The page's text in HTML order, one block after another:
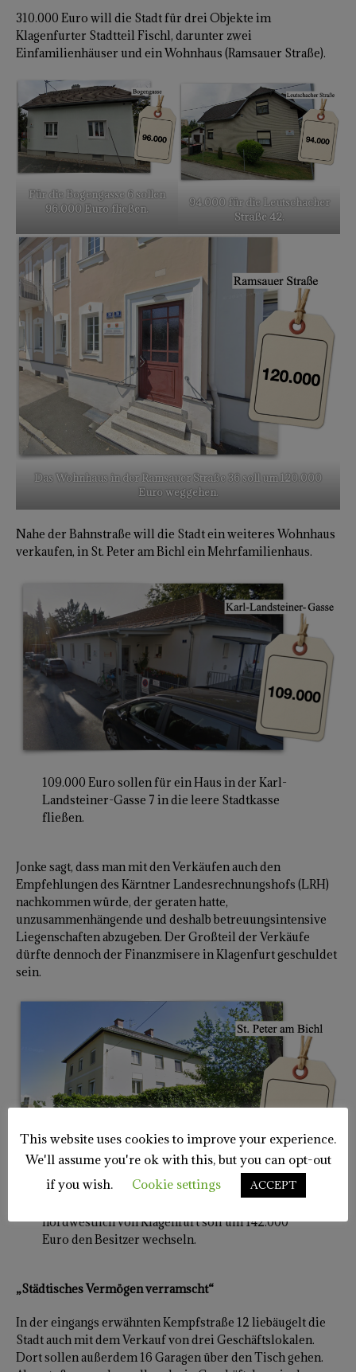
310.000 Euro will die Stadt für drei Objekte im
Klagenfurter Stadtteil Fischl, darunter zwei
Einfamilienhäuser und ein Wohnhaus (Ramsauer Straße).
Für die Bogengasse 6 sollen
96.000 Euro fließen.
94.000 für die Leutschacher
Straße 42.
Das Wohnhaus in der Ramsauer Straße 36 soll um 120.000
Euro weggehen.
Nahe der Bahnstraße will die Stadt ein weiteres Wohnhaus
verkaufen, in St. Peter am Bichl ein Mehrfamilienhaus.
109.000 Euro sollen für ein Haus in der Karl-
Landsteiner-Gasse 7 in die leere Stadtkasse
fließen.
Jonke sagt, dass man mit den Verkäufen auch den
Empfehlungen des Kärntner Landesrechnungshofs (LRH)
nachkommen würde, der geraten hatte,
unzusammenhängende und deshalb betreuungsintensive
Liegenschaften abzugeben. Der Großteil der Verkäufe
dürfte dennoch der Finanzmisere in Klagenfurt geschuldet
sein.
nordwestlich von Klagenfurt soll um 142.000
Euro den Besitzer wechseln.
„Städtisches Vermögen verramscht“
In der eingangs erwähnten Kempfstraße 12 liebäugelt die
Stadt auch mit dem Verkauf von drei Geschäftslokalen.
Dort sollen außerdem 16 Garagen über den Tisch gehen.
This website uses cookies to improve your experience.
We'll assume you're ok with this, but you can opt-out
if you wish.
Cookie settings ACCEPT